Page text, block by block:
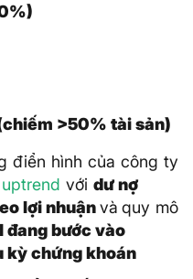
>50% tài sản)
điển hình của công ty
uptrend với dư nợ
lợi nhuậnvà quy mô
đang bước vào
kỳ chứng khoán